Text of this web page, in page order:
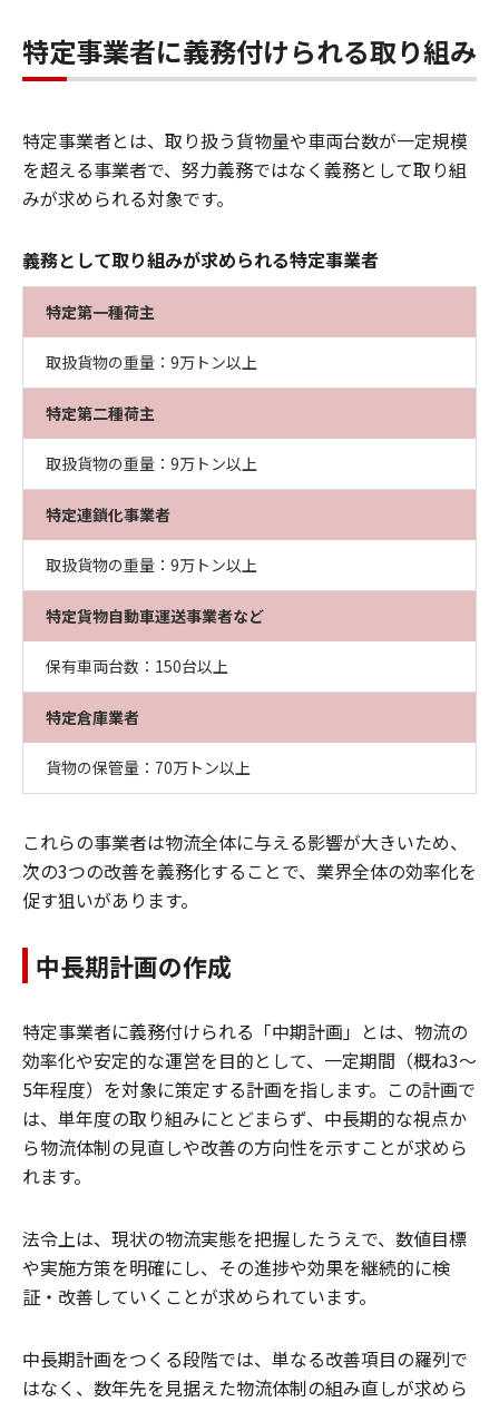
特定事業者に義務付けられる取り組み
特定事業者とは、取り扱う貨物量や車両台数が一定規模
を超える事業者で、努力義務ではなく義務として取り組
みが求められる対象です。
義務として取り組みが求められる特定事業者
特定第一種荷主
取扱貨物の重量：9万トン以上
特定第二種荷主
取扱貨物の重量：9万トン以上
特定連鎖化事業者
取扱貨物の重量：9万トン以上
特定貨物自動車運送事業者など
保有車両台数：150台以上
特定倉庫業者
貨物の保管量：70万トン以上
これらの事業者は物流全体に与える影響が大きいため、
次の3つの改善を義務化することで、業界全体の効率化を
促す狙いがあります。
中長期計画の作成
特定事業者に義務付けられる「中期計画」とは、物流の
効率化や安定的な運営を目的として、一定期間（概ね3～
5年程度）を対象に策定する計画を指します。この計画で
は、単年度の取り組みにとどまらず、中長期的な視点か
ら物流体制の見直しや改善の方向性を示すことが求めら
れます。
法令上は、現状の物流実態を把握したうえで、数値目標
や実施方策を明確にし、その進捗や効果を継続的に検
証・改善していくことが求められています。
中長期計画をつくる段階では、単なる改善項目の羅列で
はなく、数年先を見据えた物流体制の組み直しが求めら